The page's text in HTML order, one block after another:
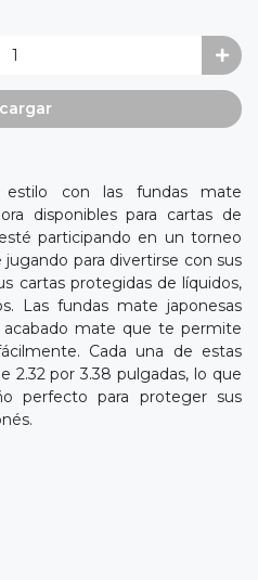
con las fundas mate
disponibles para cartas de
participando en un torneo
para divertirse con sus
cartas protegidas de líquidos,
Las fundas mate japonesas
acabado mate que te permite
Cada una de estas
2.32 por 3.38 pulgadas, lo que
perfecto para proteger sus